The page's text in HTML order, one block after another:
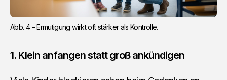
Abb. 4 – Ermutigung wirkt oft stärker als Kontrolle.
1. Klein anfangen statt groß ankündigen